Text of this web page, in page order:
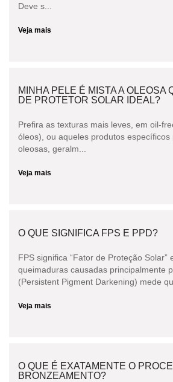
Deve s...
Veja mais
MINHA PELE É MISTA A OLEOSA
DE PROTETOR SOLAR IDEAL?
Prefira as texturas mais leves, em oil-
óleos), ou aqueles produtos
oleosas, geralm...
Veja mais
O QUE SIGNIFICA FPS E PPD?
FPS significa “Fator de Proteção Solar”
queimaduras causadas principalmente
(Persistent Pigment Darkening) mede
Veja mais
O QUE É EXATAMENTE O
BRONZEAMENTO?